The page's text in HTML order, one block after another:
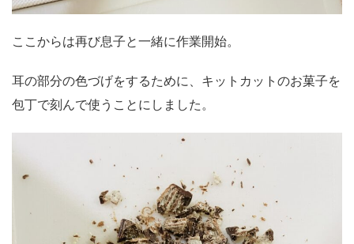
ここからは再び息子と一緒に作業開始。
耳の部分の色づげをするために、キットカットのお菓子を
包丁で刻んで使うことにしました。